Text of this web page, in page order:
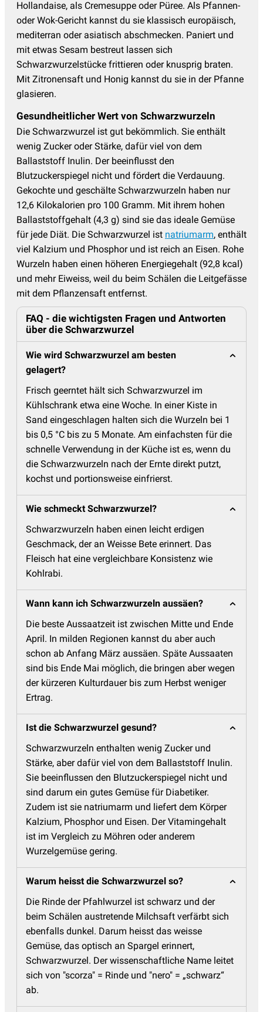
Hollandaise, als Cremesuppe oder Püree. Als Pfannen-
oder Wok-Gericht kannst du sie klassisch europäisch,
mediterran oder asiatisch abschmecken. Paniert und
mit etwas Sesam bestreut lassen sich
Schwarzwurzelstücke frittieren oder knusprig braten.
Mit Zitronensaft und Honig kannst du sie in der Pfanne
glasieren.
Gesundheitlicher Wert von Schwarzwurzeln
Die Schwarzwurzel ist gut bekömmlich. Sie enthält
wenig Zucker oder Stärke, dafür viel von dem
Ballaststoff Inulin. Der beeinflusst den
Blutzuckerspiegel nicht und fördert die Verdauung.
Gekochte und geschälte Schwarzwurzeln haben nur
12,6 Kilokalorien pro 100 Gramm. Mit ihrem hohen
Ballaststoffgehalt (4,3 g) sind sie das ideale Gemüse
für jede Diät. Die Schwarzwurzel ist natriumarm, enthält
viel Kalzium und Phosphor und ist reich an Eisen. Rohe
Wurzeln haben einen höheren Energiegehalt (92,8 kcal)
und mehr Eiweiss, weil du beim Schälen die Leitgefässe
mit dem Pflanzensaft entfernst.
FAQ - die wichtigsten Fragen und Antworten
über die Schwarzwurzel
Wie wird Schwarzwurzel am besten
gelagert?
Frisch geerntet hält sich Schwarzwurzel im
Kühlschrank etwa eine Woche. In einer Kiste in
Sand eingeschlagen halten sich die Wurzeln bei 1
bis 0,5 °C bis zu 5 Monate. Am einfachsten für die
schnelle Verwendung in der Küche ist es, wenn du
die Schwarzwurzeln nach der Ernte direkt putzt,
kochst und portionsweise einfrierst.
Wie schmeckt Schwarzwurzel?
Schwarzwurzeln haben einen leicht erdigen
Geschmack, der an Weisse Bete erinnert. Das
Fleisch hat eine vergleichbare Konsistenz wie
Kohlrabi.
Wann kann ich Schwarzwurzeln aussäen?
Die beste Aussaatzeit ist zwischen Mitte und Ende
April. In milden Regionen kannst du aber auch
schon ab Anfang März aussäen. Späte Aussaaten
sind bis Ende Mai möglich, die bringen aber wegen
der kürzeren Kulturdauer bis zum Herbst weniger
Ertrag.
Ist die Schwarzwurzel gesund?
Schwarzwurzeln enthalten wenig Zucker und
Stärke, aber dafür viel von dem Ballaststoff Inulin.
Sie beeinflussen den Blutzuckerspiegel nicht und
sind darum ein gutes Gemüse für Diabetiker.
Zudem ist sie natriumarm und liefert dem Körper
Kalzium, Phosphor und Eisen. Der Vitamingehalt
ist im Vergleich zu Möhren oder anderem
Wurzelgemüse gering.
Warum heisst die Schwarzwurzel so?
Die Rinde der Pfahlwurzel ist schwarz und der
beim Schälen austretende Milchsaft verfärbt sich
ebenfalls dunkel. Darum heisst das weisse
Gemüse, das optisch an Spargel erinnert,
Schwarzwurzel. Der wissenschaftliche Name leitet
sich von "scorza" = Rinde und "nero" = „schwarz“
ab.